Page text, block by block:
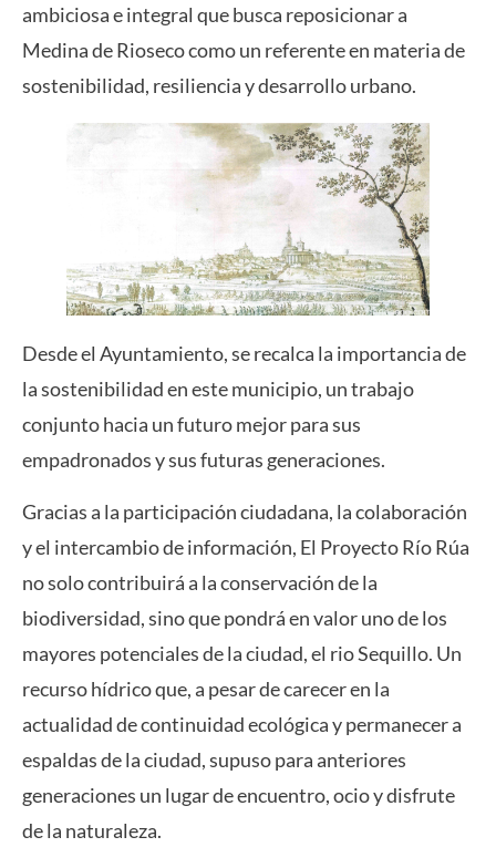
ambiciosa e integral que busca reposicionar a
Medina de Rioseco como un referente en materia de
sostenibilidad, resiliencia y desarrollo urbano.
Desde el Ayuntamiento, se recalca la importancia de
la sostenibilidad en este municipio, un trabajo
conjunto hacia un futuro mejor para sus
empadronados y sus futuras generaciones.
Gracias a la participación ciudadana, la colaboración
y el intercambio de información, El Proyecto Río Rúa
no solo contribuirá a la conservación de la
biodiversidad, sino que pondrá en valor uno de los
mayores potenciales de la ciudad, el rio Sequillo. Un
recurso hídrico que, a pesar de carecer en la
actualidad de continuidad ecológica y permanecer a
espaldas de la ciudad, supuso para anteriores
generaciones un lugar de encuentro, ocio y disfrute
de la naturaleza.